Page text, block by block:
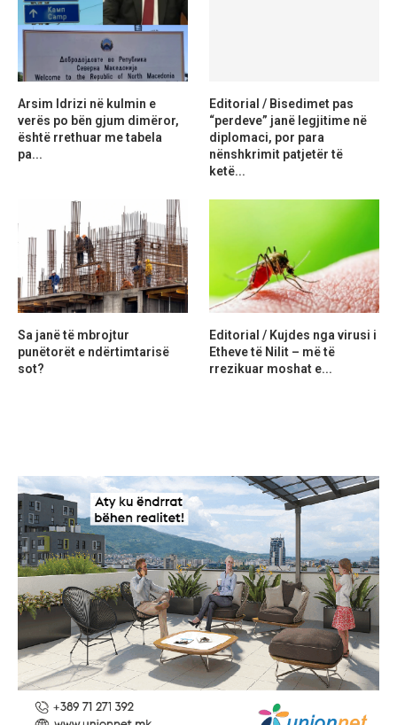
Arsim Idrizi në kulmin e
verës po bën gjum dimëror,
është rrethuar me tabela
pa...
Editorial / Bisedimet pas
“perdeve” janë legjitime në
diplomaci, por para
nënshkrimit patjetër të
ketë...
Sa janë të mbrojtur
punëtorët e ndërtimtarisë
sot?
Editorial / Kujdes nga virusi i
Etheve të Nilit – më të
rrezikuar moshat e...